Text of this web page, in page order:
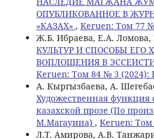
ОПУБЛИКОВАННОЕ В
«КАЗАХ» , Keruen: Том 77
Ж.Б. Ибраева, Е.А. Ломова,
КУЛЬТУР И СПОСОБЫ ЕГО
ВОПЛОЩЕНИЯ В
Keruen: Том 84 № 3 (2024):
А. Кыргызбаева, А.
Художественная
казахской прозе (По
М.Магауина) , Keruen:
Л.Т. Амирова, А.В.